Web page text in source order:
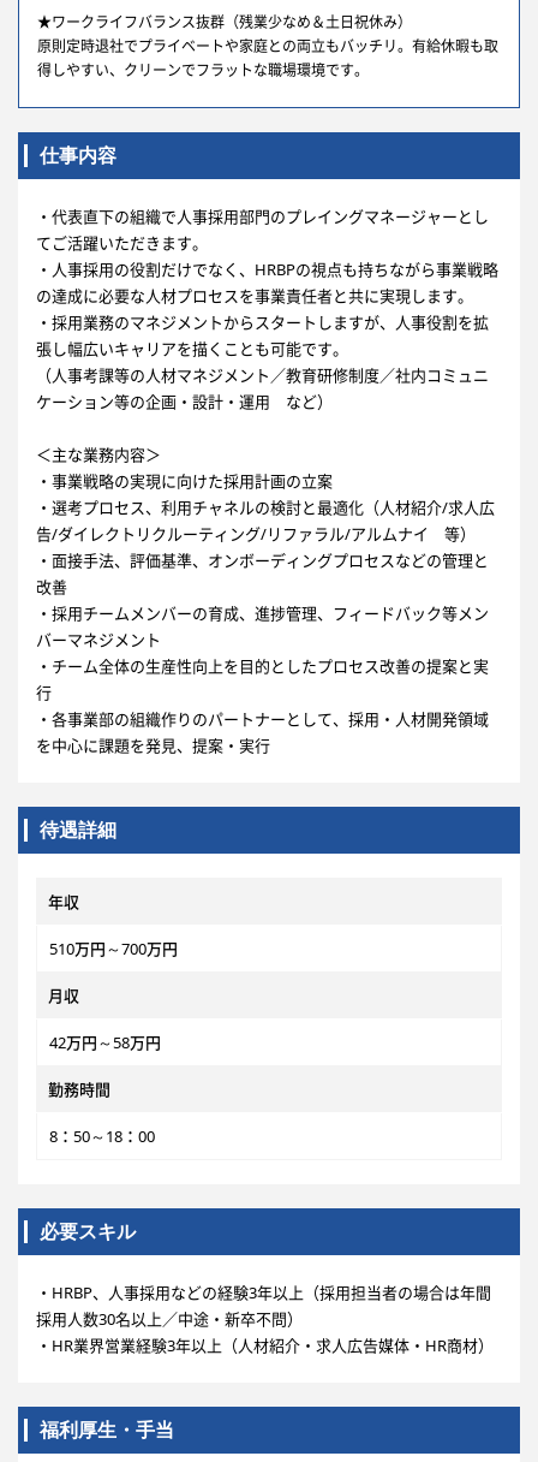
★ワークライフバランス抜群（残業少なめ＆土日祝休み）
原則定時退社でプライベートや家庭との両立もバッチリ。有給休暇も取
得しやすい、クリーンでフラットな職場環境です。
仕事内容
・代表直下の組織で人事採用部門のプレイングマネージャーとし
てご活躍いただきます。
・人事採用の役割だけでなく、HRBPの視点も持ちながら事業戦略
の達成に必要な人材プロセスを事業責任者と共に実現します。
・採用業務のマネジメントからスタートしますが、人事役割を拡
張し幅広いキャリアを描くことも可能です。
（人事考課等の人材マネジメント／教育研修制度／社内コミュニ
ケーション等の企画・設計・運用 など）
＜主な業務内容＞
・事業戦略の実現に向けた採用計画の立案
・選考プロセス、利用チャネルの検討と最適化（人材紹介/求人広
告/ダイレクトリクルーティング/リファラル/アルムナイ 等）
・面接手法、評価基準、オンボーディングプロセスなどの管理と
改善
・採用チームメンバーの育成、進捗管理、フィードバック等メン
バーマネジメント
・チーム全体の生産性向上を目的としたプロセス改善の提案と実
行
・各事業部の組織作りのパートナーとして、採用・人材開発領域
を中心に課題を発見、提案・実行
待遇詳細
年収
510万円～700万円
月収
42万円～58万円
勤務時間
8：50～18：00
必要スキル
・HRBP、人事採用などの経験3年以上（採用担当者の場合は年間
採用人数30名以上／中途・新卒不問）
・HR業界営業経験3年以上（人材紹介・求人広告媒体・HR商材）
福利厚生・手当